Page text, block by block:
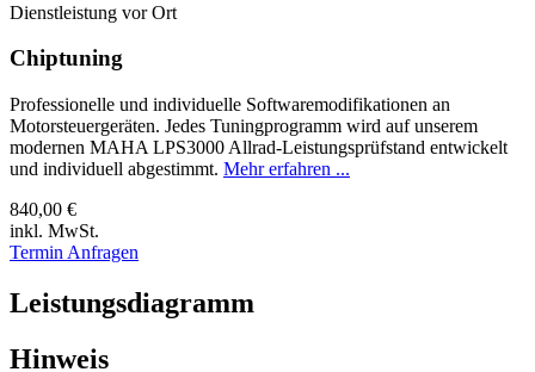
Dienstleistung vor Ort
Chiptuning
Professionelle und individuelle Softwaremodifikationen an
Motorsteuergeräten. Jedes Tuningprogramm wird auf unserem
modernen MAHA LPS3000 Allrad-Leistungsprüfstand entwickelt
und individuell abgestimmt. Mehr erfahren ...
840,00 €
inkl. MwSt.
Termin Anfragen
Leistungsdiagramm
Hinweis